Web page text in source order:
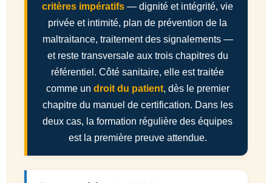
critères impératifs — dignité et intégrité, vie
privée et intimité, plan de prévention de la
maltraitance, traitement des signalements —
et reste transversale aux trois chapitres du
référentiel. Côté sanitaire, elle est traitée
comme un droit du patient, dès le premier
chapitre du manuel de certification. Dans les
deux cas, la formation régulière des équipes
est la première preuve attendue.